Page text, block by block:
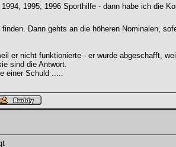
1995, 1996 Sporthilfe - dann habe ich die
Dann gehts an die höheren Nominalen,
er nicht funktionierte - er wurde abgeschafft,
sind die Antwort.
einer Schuld .....